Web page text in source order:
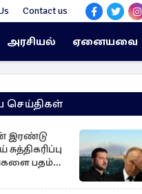
Contact us
அரசியல் ஏனையவை
இரண்டு
பதம்